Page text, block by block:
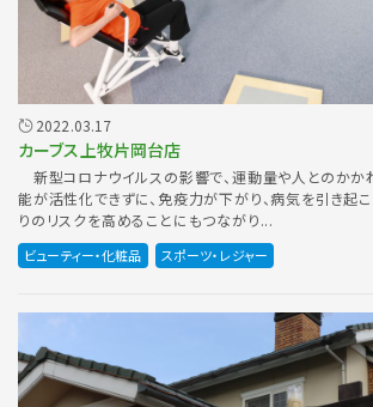
2022.03.17
カーブス上牧片岡台店
新型コロナウイルスの影響で、運動量や人とのかか
能が活性化できずに、免疫力が下がり、病気を引き起こ
りのリスクを高めることにもつながり...
ビューティー・化粧品 スポーツ・レジャー